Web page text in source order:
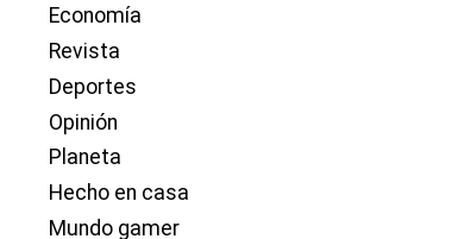
Economía
Revista
Deportes
Opinión
Planeta
Hecho en casa
Mundo gamer